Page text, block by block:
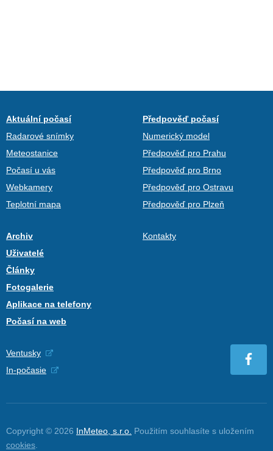
Aktuální počasí
Radarové snímky
Meteostanice
Počasí u vás
Webkamery
Teplotní mapa
Předpověď počasí
Numerický model
Předpověď pro Prahu
Předpověď pro Brno
Předpověď pro Ostravu
Předpověď pro Plzeň
Archiv
Uživatelé
Články
Fotogalerie
Aplikace na telefony
Počasí na web
Kontakty
Ventusky
In-počasie
Copyright © 2026 InMeteo, s.r.o. Použitím souhlasíte s uložením
cookies